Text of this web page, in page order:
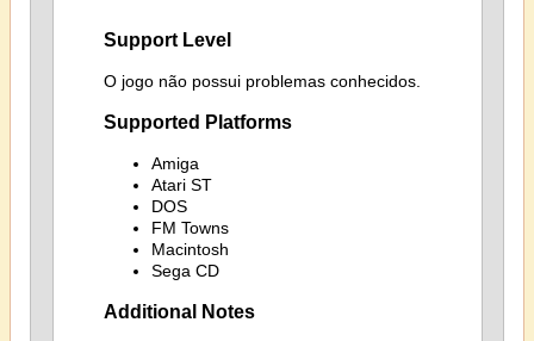
Support Level
O jogo não possui problemas conhecidos.
Supported Platforms
Amiga
Atari ST
DOS
FM Towns
Macintosh
Sega CD
Additional Notes